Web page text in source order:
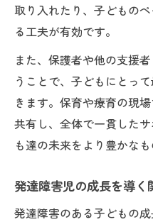
取り入れたり、子どもの
る工夫が有効です。
また、保護者や他の支援
うことで、子どもにとっ
きます。保育や療育の現
共有し、全体で一貫した
も達の未来をより豊かなも
発達障害児の成長を導く
発達障害のある子どもの